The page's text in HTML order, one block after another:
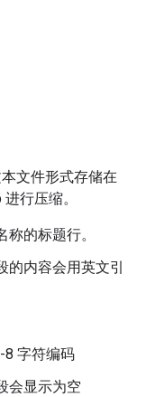
文件形式存储在
行压缩。
的标题行。
的内容会用英文引
8 字符编码
会显示为空